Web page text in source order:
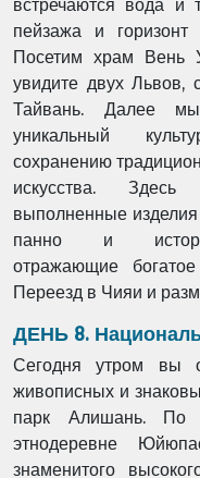
встречаются вода и
пейзажа и горизонт
Посетим храм Вень
увидите двух Львов,
Тайвань. Далее
уникальный
сохранению
искусства.
выполненные изделия
панно и
отражающие
Переезд в Чияи и
ДЕНЬ 8.
Сегодня утром вы
живописных и
парк Алишань. По
этнодеревне
знаменитого